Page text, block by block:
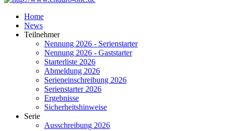
Home
News
Teilnehmer
Nennung 2026 - Serienstarter
Nennung 2026 - Gaststarter
Starterliste 2026
Abmeldung 2026
Serieneinschreibung 2026
Serienstarter 2026
Ergebnisse
Sicherheitshinweise
Serie
Ausschreibung 2026